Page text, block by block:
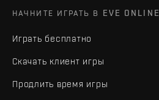
НАЧНИТЕ ИГРАТЬ В EVE ONLINE
Играть бесплатно
Скачать клиент игры
Продлить время игры